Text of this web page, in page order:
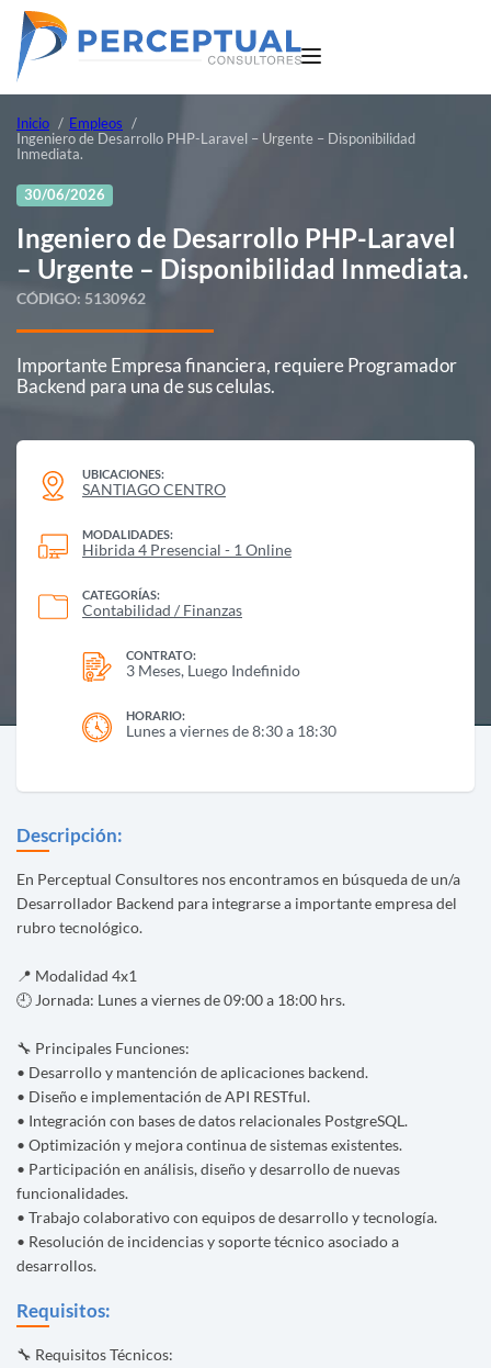
Inicio
Empleos
Ingeniero de Desarrollo PHP-Laravel – Urgente – Disponibilidad
Inmediata.
30/06/2026
Ingeniero de Desarrollo PHP-Laravel
– Urgente – Disponibilidad Inmediata.
CÓDIGO: 5130962
Importante Empresa financiera, requiere Programador
Backend para una de sus celulas.
UBICACIONES:
SANTIAGO CENTRO
MODALIDADES:
Hibrida 4 Presencial - 1 Online
CATEGORÍAS:
Contabilidad / Finanzas
CONTRATO:
3 Meses, Luego Indefinido
HORARIO:
Lunes a viernes de 8:30 a 18:30
Descripción:
En Perceptual Consultores nos encontramos en búsqueda de un/a
Desarrollador Backend para integrarse a importante empresa del
rubro tecnológico.
📍 Modalidad 4x1
🕘 Jornada: Lunes a viernes de 09:00 a 18:00 hrs.
🔧 Principales Funciones:
• Desarrollo y mantención de aplicaciones backend.
• Diseño e implementación de API RESTful.
• Integración con bases de datos relacionales PostgreSQL.
• Optimización y mejora continua de sistemas existentes.
• Participación en análisis, diseño y desarrollo de nuevas
funcionalidades.
• Trabajo colaborativo con equipos de desarrollo y tecnología.
• Resolución de incidencias y soporte técnico asociado a
desarrollos.
Requisitos:
🔧 Requisitos Técnicos: